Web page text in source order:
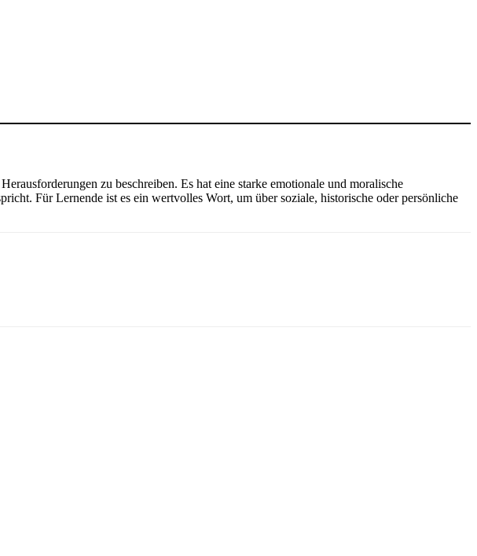
zu beschreiben. Es hat eine starke emotionale und moralische
Für Lernende ist es ein wertvolles Wort, um über soziale, historische oder persönliche